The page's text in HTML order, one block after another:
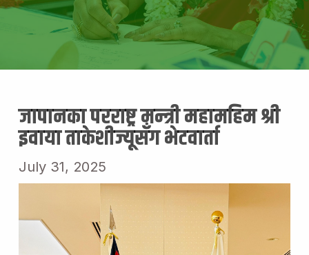
जापानका परराष्ट्र मन्त्री महामहिम श्री
इवाया ताकेशीज्यूसँग भेटवार्ता
July 31, 2025